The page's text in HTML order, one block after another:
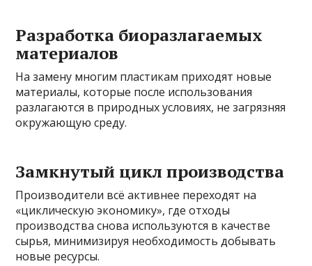
Разработка биоразлагаемых
материалов
На замену многим пластикам приходят новые
материалы, которые после использования
разлагаются в природных условиях, не загрязняя
окружающую среду.
Замкнутый цикл производства
Производители всё активнее переходят на
«циклическую экономику», где отходы
производства снова используются в качестве
сырья, минимизируя необходимость добывать
новые ресурсы.